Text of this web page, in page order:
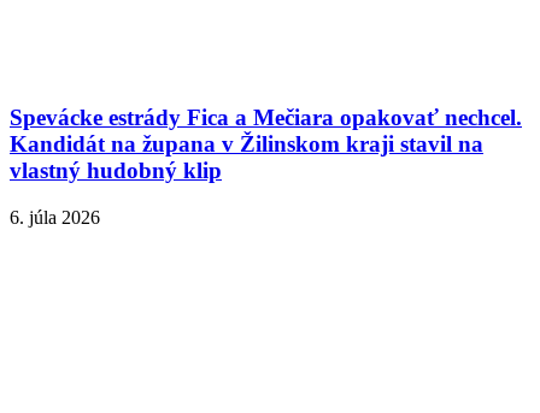
Spevácke estrády Fica a Mečiara opakovať nechcel.
Kandidát na župana v Žilinskom kraji stavil na
vlastný hudobný klip
6. júla 2026